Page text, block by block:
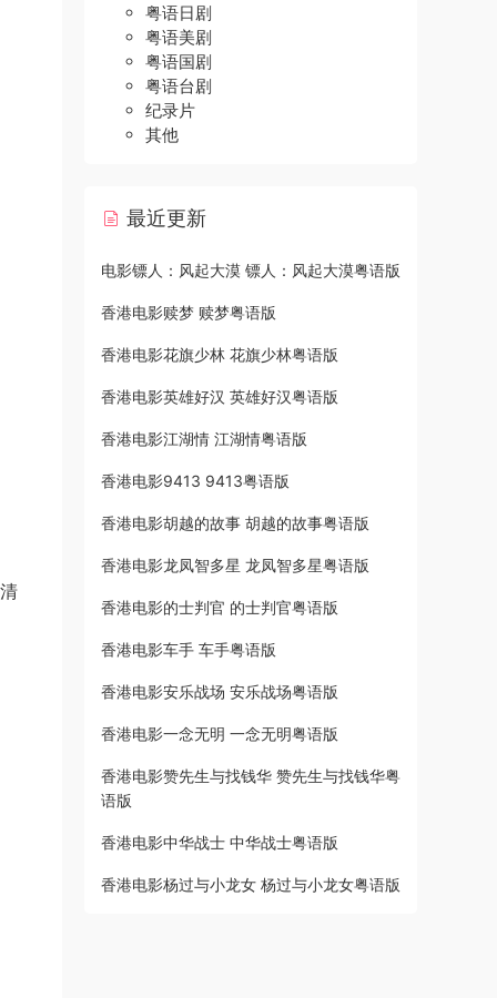
粤语日剧
粤语美剧
粤语国剧
粤语台剧
纪录片
其他
最近更新
电影镖人：风起大漠 镖人：风起大漠粤语版
香港电影赎梦 赎梦粤语版
香港电影花旗少林 花旗少林粤语版
香港电影英雄好汉 英雄好汉粤语版
香港电影江湖情 江湖情粤语版
香港电影9413 9413粤语版
香港电影胡越的故事 胡越的故事粤语版
香港电影龙凤智多星 龙凤智多星粤语版
香港电影的士判官 的士判官粤语版
香港电影车手 车手粤语版
香港电影安乐战场 安乐战场粤语版
香港电影一念无明 一念无明粤语版
香港电影赞先生与找钱华 赞先生与找钱华粤
语版
香港电影中华战士 中华战士粤语版
香港电影杨过与小龙女 杨过与小龙女粤语版